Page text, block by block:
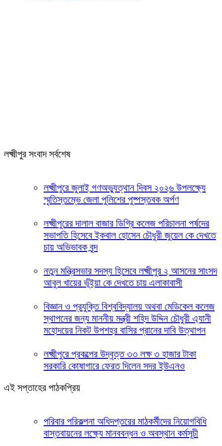
লক্ষ্মীপুর সংবাদ সর্বশেষ
লক্ষ্মীপুরে জুলাই গণঅভ্যুত্থান দিবস ২০২৬ উপলক্ষ্যে
স্মৃতিস্তম্ভে জেলা পুলিশের পুষ্পস্তবক অর্পণ
লক্ষ্মীপুরের দালাল বাজার ডিগ্রি কলেজ পরিচালনা পর্ষদের
সভাপতি হিসেবে ইকবাল হোসেন চৌধুরী জুয়েল কে দেখতে
চায় অভিভাবক বৃন্দ
নতুন মন্ত্রিসভার সদস্য হিসেবে লক্ষ্মীপুর ২ আসনের সাংসদ
আবুল খায়ের ভূঁইয়া কে দেখতে চায় এলাকাবাসী
বিজ্ঞান ও প্রযুক্তি বিশ্ববিদ্যালয় অথবা মেডিকেল কলেজ
স্থাপনের জন্য মাননীয় মন্ত্রী শহিদ উদ্দিন চৌধুরী এ্যানী
মহোদয়ের নিকট উপশহর বাসির প্রানের দাবি উত্থাপন
লক্ষ্মীপুরে প্রকল্পের উদ্বৃত্ত ৩৩ লক্ষ ৩ হাজার টাকা
সরকারি কোষাগারে ফেরত দিলেন সদর ইউএনও
এই সপ্তাহের পাঠকপ্রিয়
পরিবার পরিকল্পনা অধিদপ্তরের মাঠকর্মীদের নিয়োগবিধি
বাস্তবায়নের লক্ষ্যে মানববন্ধন ও অবস্থান কর্মসূচী